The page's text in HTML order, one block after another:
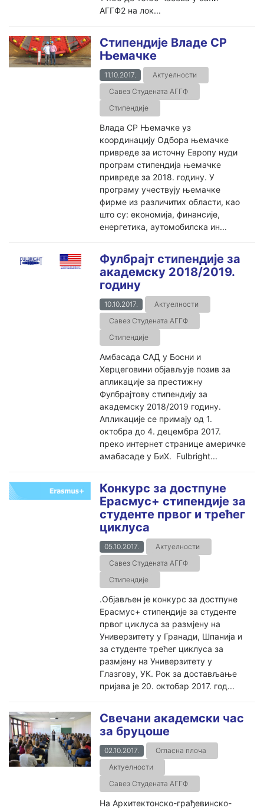
АГГФ2 на лок...
Стипендије Владе СР
Њемачке
11.10.2017.
Актуелности
Савез Студената АГГФ
Стипендије
Влада СР Њемачке уз
координацију Одбора њемачке
привреде за источну Европу нуди
програм стипендија њемачке
привреде за 2018. годину. У
програму учествују њемачке
фирме из различитих области, као
што су: економија, финансије,
енергетика, аутомобилска ин...
Фулбрајт стипендије за
академску 2018/2019.
годину
10.10.2017.
Актуелности
Савез Студената АГГФ
Стипендије
Амбасада САД у Босни и
Херцеговини објављује позив за
апликације за престижну
Фулбрајтову стипендију за
академску 2018/2019 годину.
Апликације се примају од 1.
октобра до 4. децембра 2017.
преко интернет странице америчке
амабасаде у БиХ. Fulbright...
Конкурс за достпуне
Ерасмус+ стипендије за
студенте првог и трећег
циклуса
05.10.2017.
Актуелности
Савез Студената АГГФ
Стипендије
.Објављен је конкурс за достпуне
Ерасмус+ стипендије за студенте
првог циклуса за размјену на
Универзитету у Гранади, Шпанија и
за студенте трећег циклуса за
размјену на Универзитету у
Глазгову, УК. Рок за достављање
пријава је 20. октобар 2017. год...
Свечани академски час
за бруцоше
02.10.2017.
Огласна плоча
Актуелности
Савез Студената АГГФ
На Архитектонско-грађевинско-